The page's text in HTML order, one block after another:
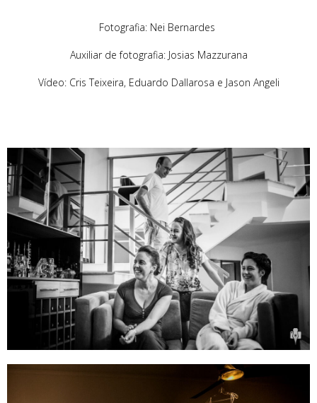
Fotografia: Nei Bernardes
Auxiliar de fotografia: Josias Mazzurana
Vídeo: Cris Teixeira, Eduardo Dallarosa e Jason Angeli